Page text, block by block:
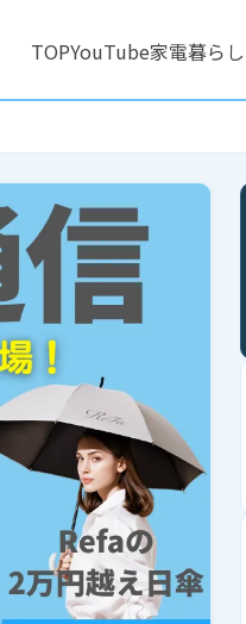
TOPYouTube家電暮らし